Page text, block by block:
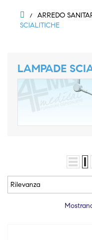
ARREDO
SCIALITICHE
LAMPADE
Rilevanza